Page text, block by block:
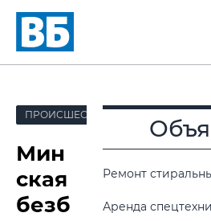
ПРОИСШЕСТВИЯ
Мин
ская
безб
Ремонт
Аренда